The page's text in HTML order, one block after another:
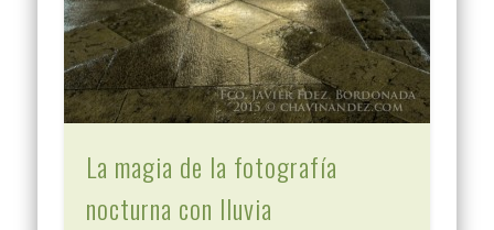
La magia de la fotografía
nocturna con lluvia